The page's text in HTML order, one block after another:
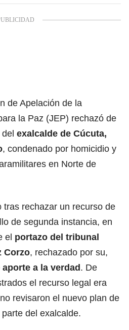
de Apelación de la
la Paz (JEP) rechazó de
exalcalde de Cúcuta,
, condenado por homicidio y
en Norte de
tras rechazar un recurso de
de segunda instancia, en
el portazo del tribunal
Corzo, rechazado por su,
a la verdad. De
el recurso legal era
revisaron el nuevo plan de
del exalcalde.